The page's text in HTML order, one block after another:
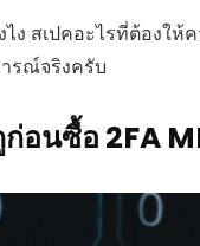
ง สเปคอะไรที่ต้องใ
รณ์จริงครับ
นซื้อ 2FA